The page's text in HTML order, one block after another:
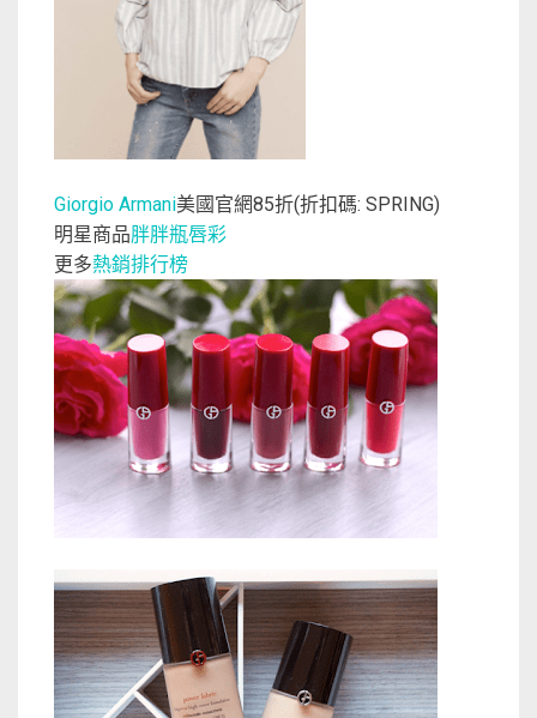
Giorgio Armani美國官網85折(折扣碼: SPRING)
明星商品胖胖瓶唇彩
更多熱銷排行榜